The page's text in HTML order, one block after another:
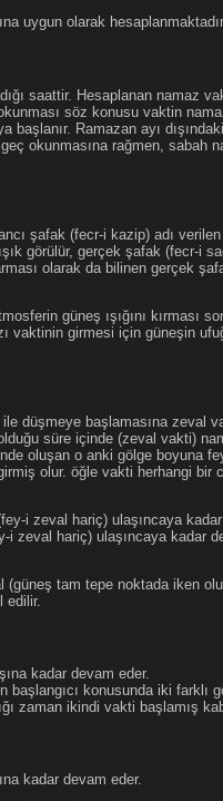
uygun olarak
saattir. Hesaplanan namaz
söz konusu vaktin
başlanır. Ramazan ayı
okunmasına rağmen, sabah
şafak (fecr-i kazip) adı
görülür, gerçek şafak (fecr-i
olarak da bilinen gerçek
güneş ışığını kırması
vaktinin girmesi için güneşin
düşmeye başlamasına zeval
süre içinde (zeval vakti)
oluşan o anki gölge boyuna
olur. öğle vakti herhangi bir
i zeval hariç) ulaşıncaya
zeval hariç) ulaşıncaya kadar
tam tepe noktada iken
edilir.
kadar devam eder.
konusunda iki farklı
zaman ikindi vakti başlamış
kadar devam eder.